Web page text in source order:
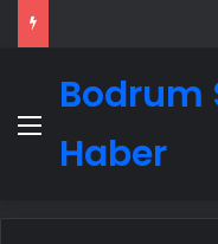
Menü
Bodrum
Haber